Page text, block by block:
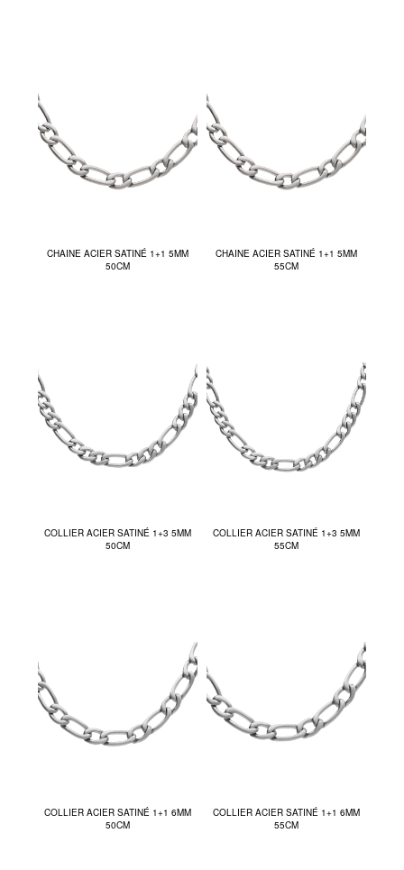
CHAINE ACIER SATINÉ 1+1 5MM
50CM
CHAINE ACIER SATINÉ 1+1 5MM
55CM
COLLIER ACIER SATINÉ 1+3 5MM
50CM
COLLIER ACIER SATINÉ 1+3 5MM
55CM
COLLIER ACIER SATINÉ 1+1 6MM
50CM
COLLIER ACIER SATINÉ 1+1 6MM
55CM